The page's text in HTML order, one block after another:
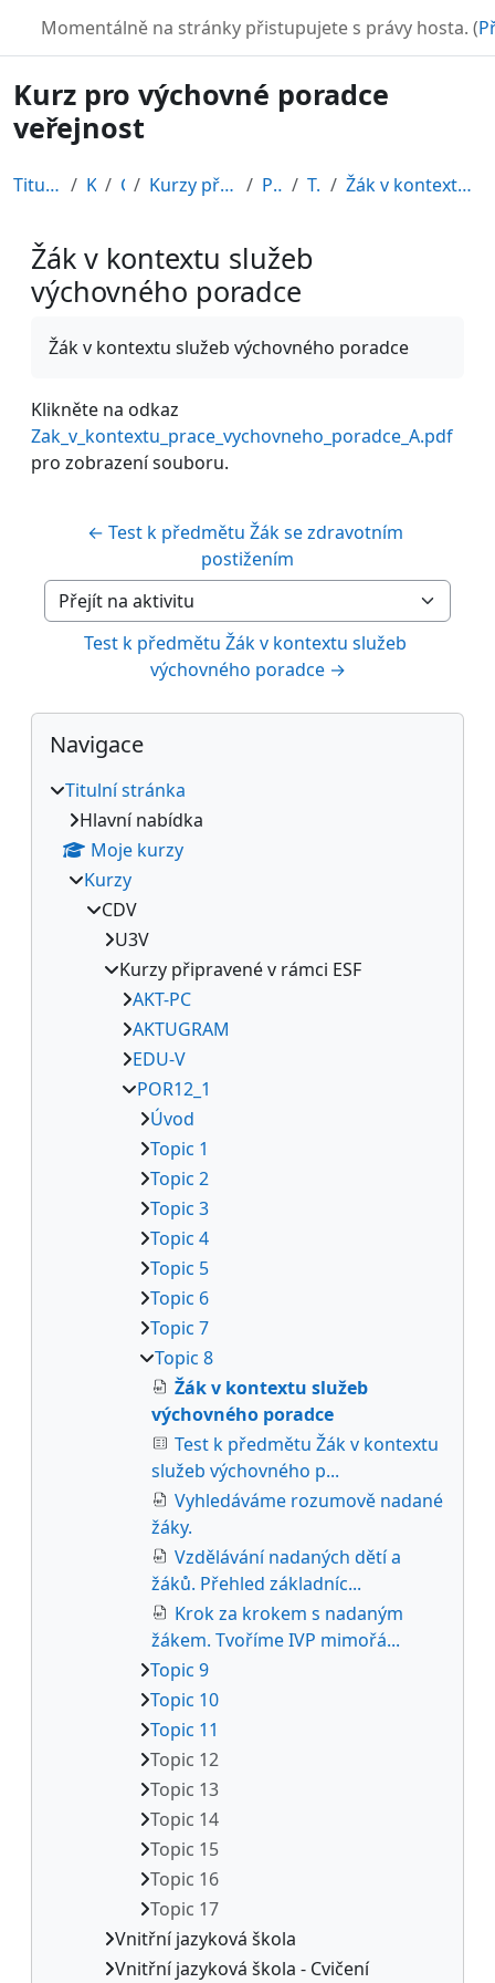
TURBO
Momentálně na stránky přistupujete s právy hosta. (
Kurz pro výchovné poradce
veřejnost
Titulní stránka Kurzy CDV Kurzy připravené v rámci ESF POR12_1 Topic 8 Žák v kontextu služeb výchovného poradce
Žák v kontextu služeb
výchovného poradce
Žák v kontextu služeb výchovného poradce
Klikněte na odkaz
Zak_v_kontextu_prace_vychovneho_poradce_A.pdf
pro zobrazení souboru.
← Test k předmětu Žák se zdravotním
postižením
Přejít na aktivitu
Test k předmětu Žák v kontextu služeb
výchovného poradce →
Bloky
Přeskočit: Navigace
Navigace
Titulní stránka
Hlavní nabídka
Moje kurzy
Kurzy
CDV
U3V
Kurzy připravené v rámci ESF
AKT-PC
AKTUGRAM
EDU-V
POR12_1
Úvod
Topic 1
Topic 2
Topic 3
Topic 4
Topic 5
Topic 6
Topic 7
Topic 8
Žák v kontextu služeb
výchovného poradce
Test k předmětu Žák v kontextu
služeb výchovného p...
Vyhledáváme rozumově nadané
žáky.
Vzdělávání nadaných dětí a
žáků. Přehled základníc...
Krok za krokem s nadaným
žákem. Tvoříme IVP mimořá...
Topic 9
Topic 10
Topic 11
Topic 12
Topic 13
Topic 14
Topic 15
Topic 16
Topic 17
Vnitřní jazyková škola
Vnitřní jazyková škola - Cvičení